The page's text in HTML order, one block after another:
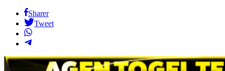
Sharer
Tweet